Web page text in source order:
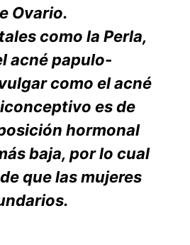
Ovario.
como la Perla,
acné papulo-
como el acné
es de
hormonal
baja, por lo cual
que las mujeres